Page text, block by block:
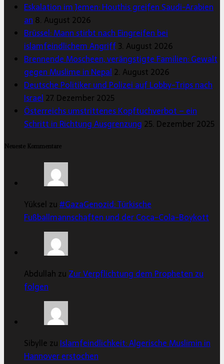
Eskalation im Jemen: Houthis greifen Saudi-Arabien
an8. August 2026
Brüssel: Mann stirbt nach Eingreifen bei
islamfeindlichem Angriff3. August 2026
Brennende Moscheen, verängstigte Familien: Gewalt
gegen Muslime in Nepal2. August 2026
Deutsche Politiker und Polizei auf Lobby-Trips nach
Israel27. Dezember 2025
Österreichs umstrittenes Kopftuchverbot – ein
Schritt in Richtung Ausgrenzung 25. Dezember 2025
Neueste Kommentare
Yüksel zu#GazaGenozid: Türkische
Fußballmannschaften und der Coca-Cola-Boykott
Abdullah zuZur Verpflichtung dem Propheten zu
folgen
Sibylle zuIslamfeindlichkeit: Algerische Muslimin in
Hannover erstochen